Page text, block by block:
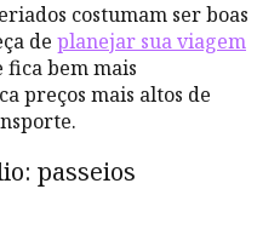
costumam ser boas
de planejar sua viagem
fica bem mais
preços mais altos de
passeios